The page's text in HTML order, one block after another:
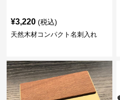
¥3,220 (税込)
天然木材コンパクト名刺入れ